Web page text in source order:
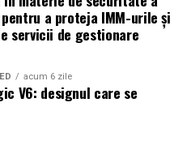
paginile social media ale
,TikTok .
filmului. De sunet
de scenografie Anca
Vass.
a proteja IMM-urile și
servicii de gestionare
acum 6 zile
V6: designul care se